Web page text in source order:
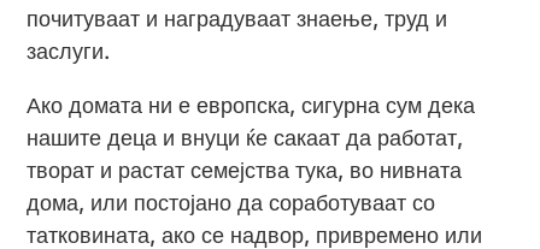
почитуваат и наградуваат знаење, труд и
заслуги.
Ако домата ни е европска, сигурна сум дека
нашите деца и внуци ќе сакаат да работат,
творат и растат семејства тука, во нивната
дома, или постојано да соработуваат со
татковината, ако се надвор, привремено или